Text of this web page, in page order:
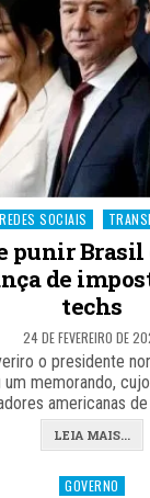
REDES SOCIAIS
punir Brasil
de
techs
24 DE FEVEREIRO DE
o presidente
um memorando,
americanas
LEIA MAIS...
Posted
GOVERNO